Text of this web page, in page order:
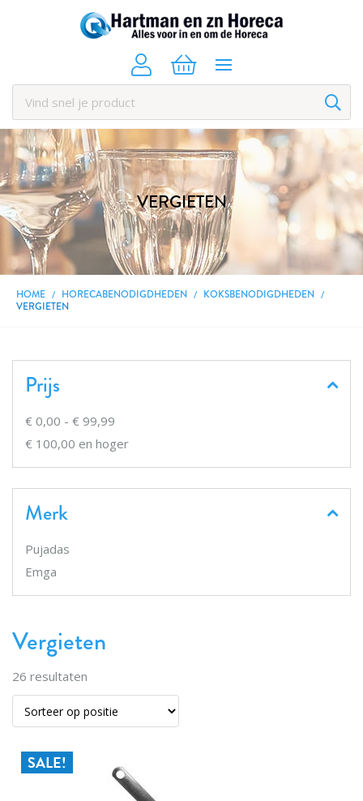
VERGIETEN
HOME HORECABENODIGDHEDEN
KOKSBENODIGDHEDEN
VERGIETEN
Vergieten
26 resultaten
SALE!
Prijs
€ 0,00 - € 99,99
€ 100,00 en hoger
Merk
Pujadas
Emga